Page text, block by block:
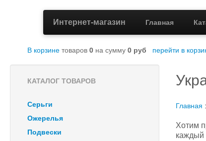
Интернет-магазин Главная
В корзине товаров 0 на сумму 0 руб перейти в
КАТАЛОГ ТОВАРОВ
Серьги
Ожерелья
Подвески
Главная
Хотим
каждый